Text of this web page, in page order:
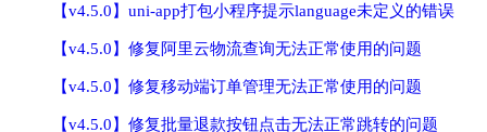
【v4.5.0】uni-app打包小程序提示language未定义的错误
【v4.5.0】修复阿里云物流查询无法正常使用的问题
【v4.5.0】修复移动端订单管理无法正常使用的问题
【v4.5.0】修复批量退款按钮点击无法正常跳转的问题